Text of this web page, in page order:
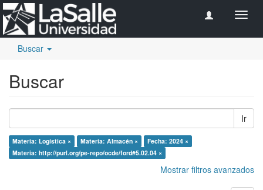
Buscar
Buscar
Ir
Materia: Logística × Materia: Almacén ×
Fecha: 2024 ×
Materia: http://purl.org/pe-repo/ocde/ford#5.02.04 ×
Mostrar filtros avanzados